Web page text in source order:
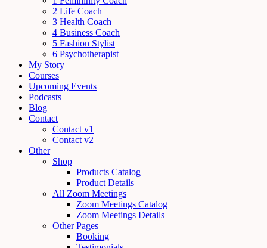
2 Life Coach
3 Health Coach
4 Business Coach
5 Fashion Stylist
6 Psychotherapist
My Story
Courses
Upcoming Events
Podcasts
Blog
Contact
Contact v1
Contact v2
Other
Shop
Products Catalog
Product Details
All Zoom Meetings
Zoom Meetings Catalog
Zoom Meetings Details
Other Pages
Booking